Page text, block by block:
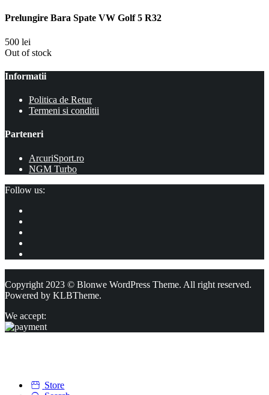
Prelungire Bara Spate VW Golf 5 R32
500 lei
Out of stock
Informatii
Politica de Retur
Termeni si conditii
Parteneri
ArcuriSport.ro
NGM Turbo
Follow us:
Copyright 2023 © Blonwe WordPress Theme. All right reserved.
Powered by KLBTheme.
We accept:
Store